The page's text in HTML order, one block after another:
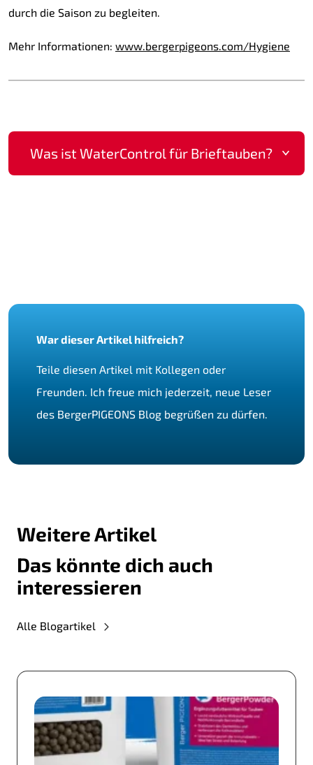
durch die Saison zu begleiten.
Mehr Informationen: www.bergerpigeons.com/Hygiene
Was ist WaterControl für Brieftauben?
War dieser Artikel hilfreich?
Teile diesen Artikel mit Kollegen oder
Freunden. Ich freue mich jederzeit, neue Leser
des BergerPIGEONS Blog begrüßen zu dürfen.
Weitere Artikel
Das könnte dich auch
interessieren
Alle Blogartikel